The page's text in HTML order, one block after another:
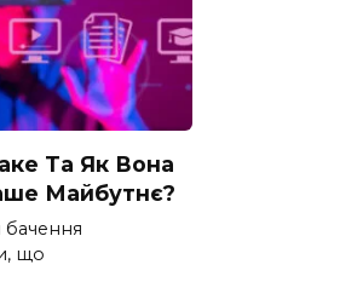
Та Як Вона
Майбутнє?
бачення
що